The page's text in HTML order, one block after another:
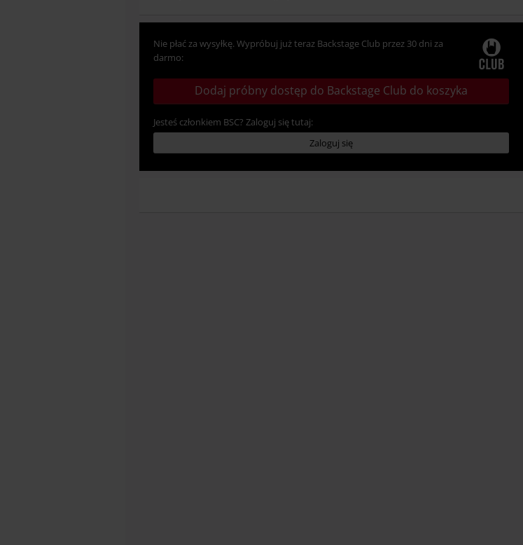
Nie płać za wysyłkę. Wypróbuj już teraz Backstage Club przez 30 dni za
darmo:
Dodaj próbny dostęp do Backstage Club do koszyka
Jesteś członkiem BSC? Zaloguj się tutaj:
Zaloguj się